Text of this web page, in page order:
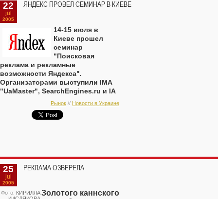
22
jul
2005
ЯНДЕКС ПРОВЕЛ СЕМИНАР В КИЕВЕ
14-15 июля в
Киеве прошел
семинар
"Поисковая
реклама и рекламные
возможности Яндекса".
Организаторами выступили IMA
"UaMaster", SearchEngines.ru и IA
Рынок // Новости в Украине
25
jul
2005
РЕКЛАМА ОЗВЕРЕЛА
Фото: КИРИЛЛАЗолотого каннского